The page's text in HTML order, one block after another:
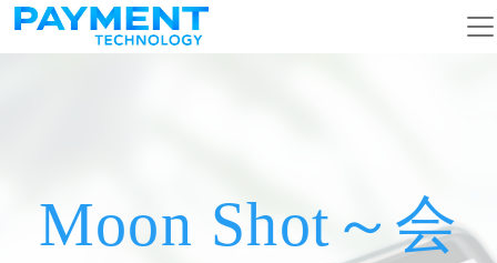
コンテンツへスキップ
メインナビゲーション
Moon Shot～会